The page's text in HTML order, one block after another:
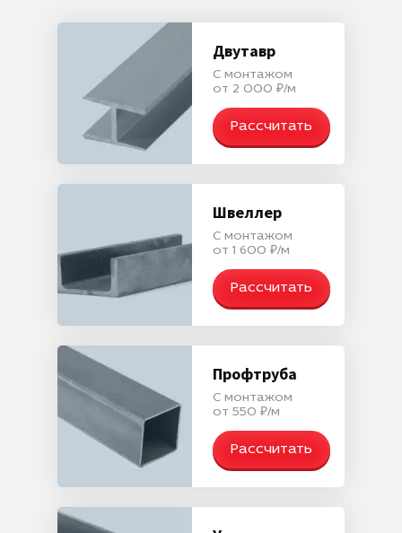
Двутавр
С монтажом
от 2 000 ₽/м
Рассчитать
Швеллер
С монтажом
от 1 600 ₽/м
Рассчитать
Профтруба
С монтажом
от 550 ₽/м
Рассчитать